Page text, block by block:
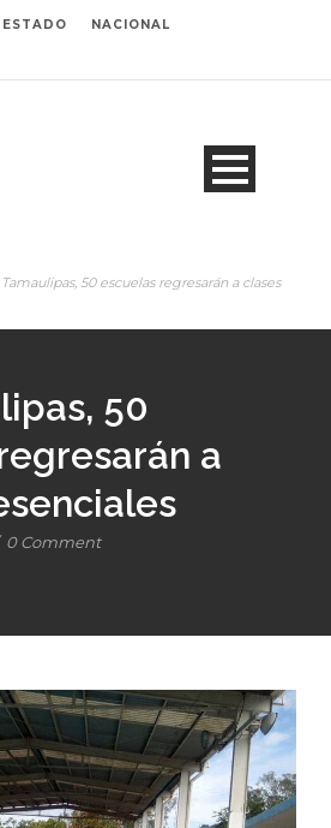
ESTADO NACIONAL
Tamaulipas, 50 escuelas regresarán a clases
50
a
0 Comment